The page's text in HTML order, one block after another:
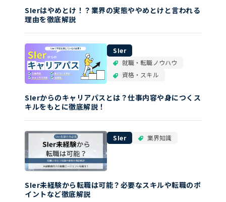
SIerはやめとけ！？業界の実態ややめとけと言われる
理由を徹底解説
SIer
就職・転職ノウハウ
資格・スキル
SIerからのキャリアパスとは？仕事内容や身につくス
キルをもとに徹底解説！
SIer 業界知識
SIer未経験から転職は可能？必要なスキルや転職のポ
イントなど徹底解説